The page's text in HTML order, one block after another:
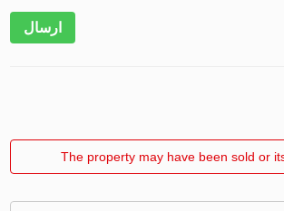
ارسال
The property may have been sold or